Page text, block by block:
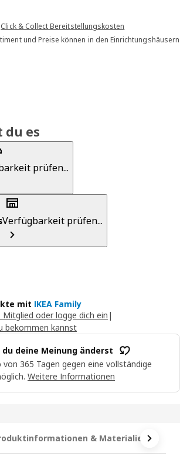
Click & Collect Bereitstellungskosten
und Preise können in den Einrichtungshäusern
4.6 von 5 Sterne Alle Bewertungen:
du es
prüfen...
Verfügbarkeit prüfen...
mit IKEA Family
oder logge dich ein |
bekommen kannst
du deine Meinung änderst
von 365 Tagen gegen eine vollständige
Weitere Informationen
& Materialien